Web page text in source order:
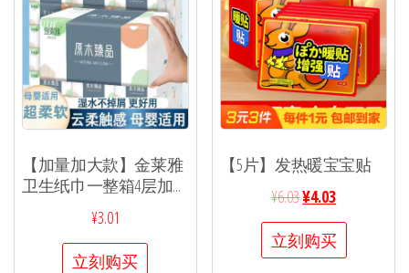
【加量加大款】金莱雅
卫生纸巾一整箱4层加...
¥3.01
立刻购买
【5片】发热暖宝宝贴
¥6.03¥4.03
立刻购买